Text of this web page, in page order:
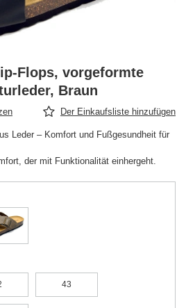
Flops, vorgeformte
Braun
Der Einkaufsliste hinzufügen
Leder – Komfort und Fußgesundheit für
der mit Funktionalität einhergeht.
43